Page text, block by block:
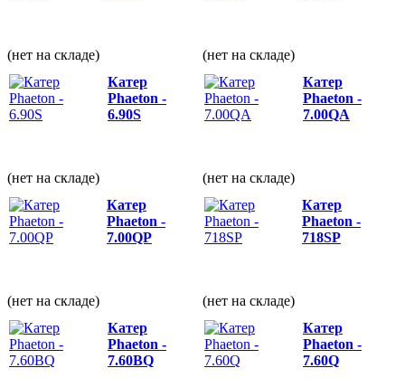
(нет на складе)
(нет на складе)
Катер
Phaeton -
6.90S
(нет на складе)
Катер
Phaeton -
7.00QА
(нет на складе)
Катер
Phaeton -
7.00QP
(нет на складе)
Катер
Phaeton -
718SP
(нет на складе)
Катер
Phaeton -
7.60BQ
Катер
Phaeton -
7.60Q